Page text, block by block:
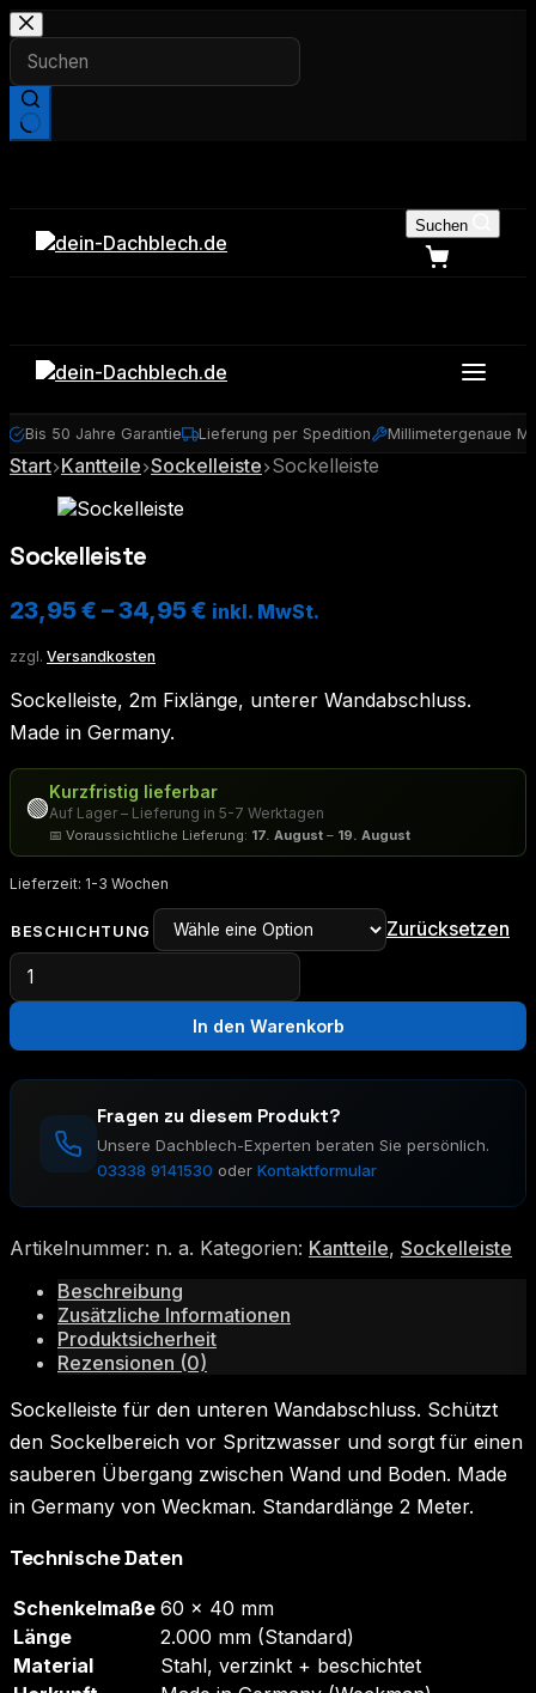
Zum
Inhalt
springen
Suchen
Bis 50 Jahre Garantie Lieferung per Spedition Millimetergenaue
Start Kantteile Sockelleiste Sockelleiste
Sockelleiste
23,95€ –34,95€ inkl. MwSt.
zzgl. Versandkosten
Sockelleiste, 2m Fixlänge, unterer Wandabschluss.
Made in Germany.
🟢
Kurzfristig lieferbar
Auf Lager – Lieferung in 5-7 Werktagen
📅 Voraussichtliche Lieferung: 17. August – 19. August
Lieferzeit: 1-3 Wochen
BESCHICHTUNG
Zurücksetzen
Sockelleiste
Menge
In den Warenkorb
Fragen zu diesem Produkt?
Unsere Dachblech-Experten beraten Sie persönlich.
03338 9141530 oder Kontaktformular
Artikelnummer: n. a. Kategorien: Kantteile, Sockelleiste
Beschreibung
Zusätzliche Informationen
Produktsicherheit
Rezensionen (0)
Sockelleiste für den unteren Wandabschluss. Schützt
den Sockelbereich vor Spritzwasser und sorgt für einen
sauberen Übergang zwischen Wand und Boden. Made
in Germany von Weckman. Standardlänge 2 Meter.
Technische Daten
Schenkelmaße 60 × 40 mm
Länge
2.000 mm (Standard)
Material
Stahl, verzinkt + beschichtet